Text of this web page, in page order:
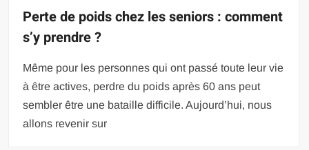
Perte de poids chez les seniors : comment
s’y prendre ?
Même pour les personnes qui ont passé toute leur vie
à être actives, perdre du poids après 60 ans peut
sembler être une bataille difficile. Aujourd’hui, nous
allons revenir sur